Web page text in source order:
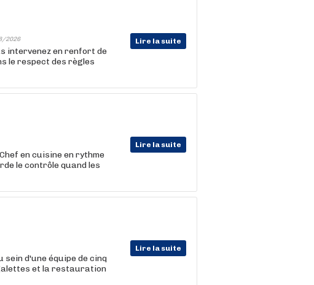
2026 Lire la suite
intervenez en renfort de
le respect des règles
Lire la suite
en cuisine en rythme
le contrôle quand les
Lire la suite
d'une équipe de cinq
et la restauration